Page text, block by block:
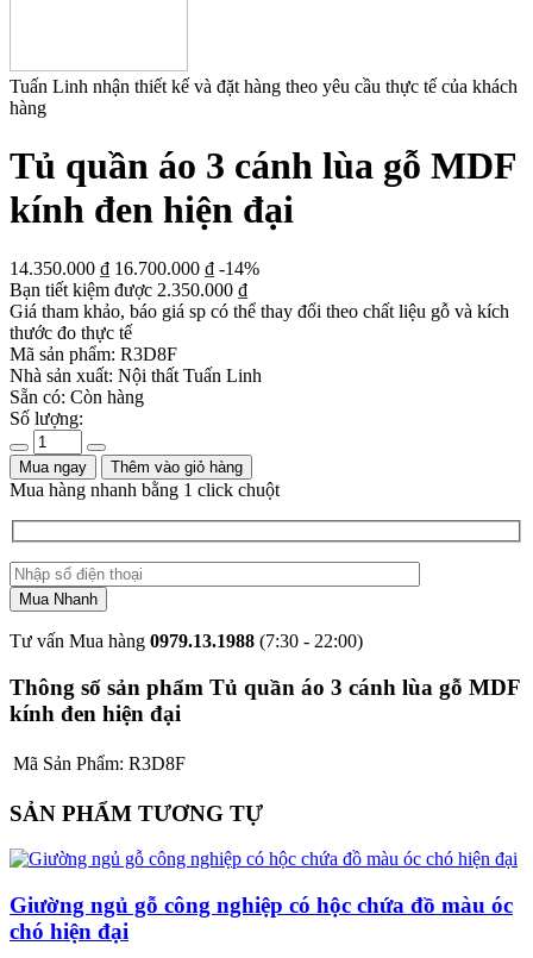
Tuấn Linh nhận thiết kế và đặt hàng theo yêu cầu thực tế của khách
hàng
Tủ quần áo 3 cánh lùa gỗ MDF
kính đen hiện đại
14.350.000 ₫ 16.700.000 ₫ -14%
Bạn tiết kiệm được 2.350.000 ₫
Giá tham khảo, báo giá sp có thể thay đổi theo chất liệu gỗ và kích
thước đo thực tế
Mã sản phẩm: R3D8F
Nhà sản xuất: Nội thất Tuấn Linh
Sẵn có: Còn hàng
Số lượng:
Mua ngay Thêm vào giỏ hàng
Mua hàng nhanh bằng 1 click chuột
Tư vấn Mua hàng 0979.13.1988 (7:30 - 22:00)
Thông số sản phẩm Tủ quần áo 3 cánh lùa gỗ MDF
kính đen hiện đại
Mã Sản Phẩm: R3D8F
SẢN PHẨM TƯƠNG TỰ
Giường ngủ gỗ công nghiệp có hộc chứa đồ màu óc
chó hiện đại